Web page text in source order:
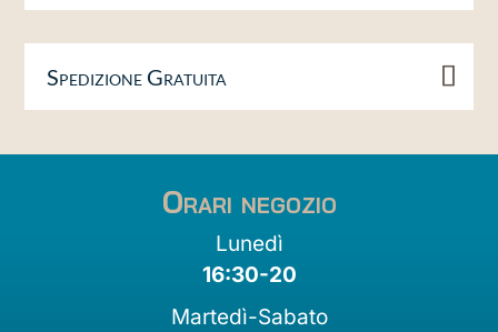
Spedizione Gratuita
Orari negozio
Lunedì
16:30-20
Martedì-Sabato